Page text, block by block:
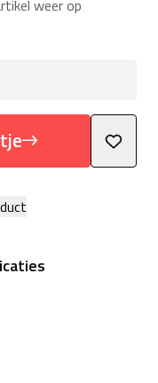
weer op